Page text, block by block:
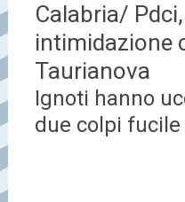
Calabria/
intimidazione
Taurianova
Ignoti hanno
due colpi fucile